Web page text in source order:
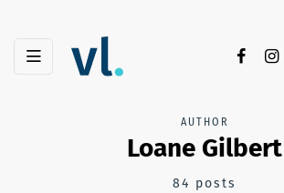
AUTHOR
Loane Gilbert
84 posts